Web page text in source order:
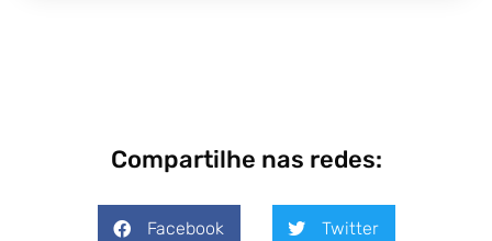
Compartilhe nas redes:
Facebook Twitter